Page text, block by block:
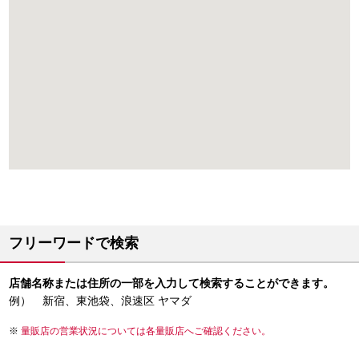
フリーワードで検索
店舗名称または住所の一部を入力して検索することができます。
例） 新宿、東池袋、浪速区 ヤマダ
量販店の営業状況については各量販店へご確認ください。